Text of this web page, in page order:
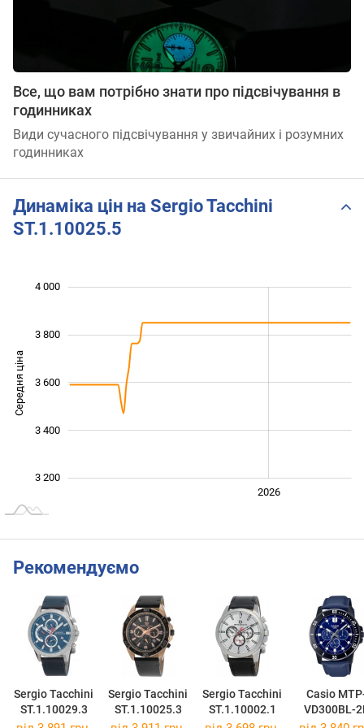
Все, що вам потрібно знати про підсвічування в
годинниках
Види сучасного підсвічування у звичайних і розумних
годинниках
Динаміка цін на Sergio Tacchini
ST.1.10025.5
Середня ціна 3 200
3 200
3 400
3 600
3 800
4 000
2026
Рекомендуємо
Sergio Tacchini
ST.1.10029.3
Sergio Tacchini
ST.1.10025.3
Sergio Tacchini
ST.1.10002.1
Casio
VD300BL-